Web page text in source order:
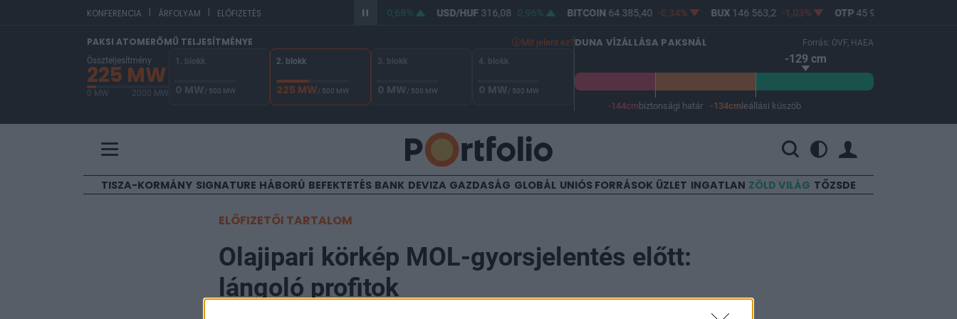
KONFERENCIA | ÁRFOLYAM | ELŐFIZETÉS 364,18 0,68% USD/HUF316,08 0,96% BITCOIN64 385,40 -0,34% BUX146 563,2 -1,03% OTP45 900
PAKSI ATOMERŐMŰ TELJESÍTMÉNYE Mit jelent ez?
Összteljesítmény
225 MW
0 MW 2000 MW
1. blokk
0 MW/ 500 MW
2. blokk
225 MW/ 500 MW
3. blokk
0 MW/ 500 MW
4. blokk
0 MW/ 500 MW
DUNA VÍZÁLLÁSA PAKSNÁL Forrás: OVF, HAEA
-129 cm
-144cm biztonsági határ -134cm leállási küszöb
TISZA-KORMÁNY SIGNATURE HÁBORÚ BEFEKTETÉS BANK DEVIZA GAZDASÁG GLOBÁL UNIÓS FORRÁSOK ÜZLET INGATLAN ZÖLD VILÁG TŐZSDE
ELŐFIZETŐI TARTALOM
Olajipari körkép MOL-gyorsjelentés előtt:
lángoló profitok